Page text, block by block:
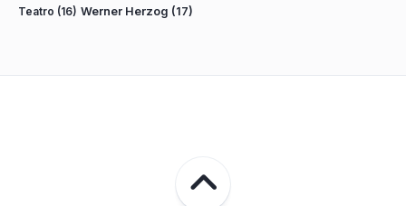
Teatro (16) Werner Herzog (17)